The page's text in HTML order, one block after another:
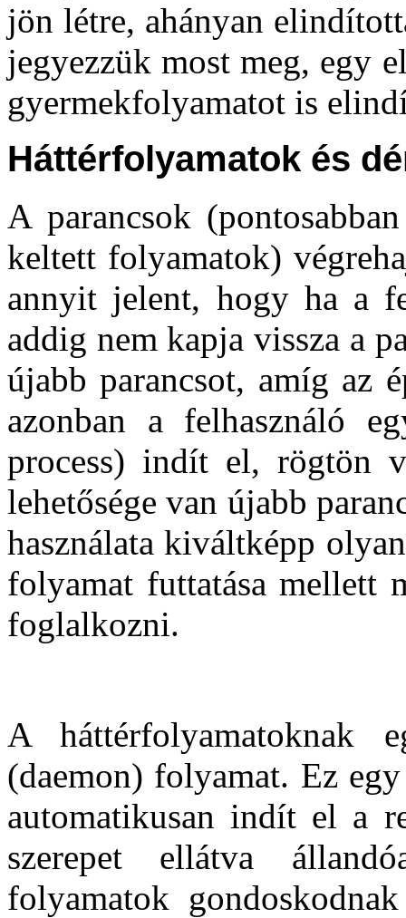
jön létre, ahányan
jegyezzük most meg, egy
gyermekfolyamatot is
Háttérfolyamatok és
A parancsok
keltett folyamatok)
annyit jelent, hogy ha a
addig nem kapja vissza a
újabb parancsot, amíg az
azonban a felhasználó
process) indít el, rögtön
lehetősége van újabb
használata kiváltképp
folyamat futtatása mellett
foglalkozni.
A
(daemon) folyamat. Ez
automatikusan indít el a
szerepet ellátva
folyamatok